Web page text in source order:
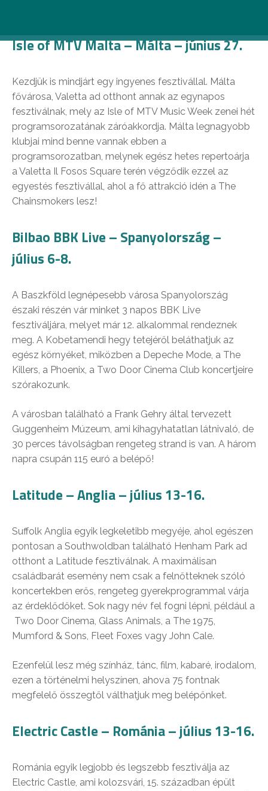
Isle of MTV Malta – Málta – június 27.
Kezdjük is mindjárt egy ingyenes fesztivállal. Málta
fővárosa, Valetta ad otthont annak az egynapos
fesztiválnak, mely az Isle of MTV Music Week zenei hét
programsorozatának záróakkordja. Málta legnagyobb
klubjai mind benne vannak ebben a
programsorozatban, melynek egész hetes repertoárja
a Valetta Il Fosos Square terén végződik ezzel az
egyestés fesztivállal, ahol a fő attrakció idén a The
Chainsmokers lesz!
Bilbao BBK Live – Spanyolország –
július 6-8.
A Baszkföld legnépesebb városa Spanyolország
északi részén vár minket 3 napos BBK Live
fesztiváljára, melyet már 12. alkalommal rendeznek
meg. A Kobetamendi hegy tetejéről beláthatjuk az
egész környéket, miközben a Depeche Mode, a The
Killers, a Phoenix, a Two Door Cinema Club koncertjeire
szórakozunk.
A városban található a Frank Gehry által tervezett
Guggenheim Múzeum, ami kihagyhatatlan látnivaló, de
30 perces távolságban rengeteg strand is van. A három
napra csupán 115 euró a belépő!
Latitude – Anglia – július 13-16.
Suffolk Anglia egyik legkeletibb megyéje, ahol egészen
pontosan a Southwoldban található Henham Park ad
otthont a Latitude fesztiválnak. A maximálisan
családbarát esemény nem csak a felnőtteknek szóló
koncertekben erős, rengeteg gyerekprogrammal várja
az érdeklődőket. Sok nagy név fel fogni lépni, például a
Two Door Cinema, Glass Animals, a The 1975,
Mumford & Sons, Fleet Foxes vagy John Cale.
Ezenfelül lesz még színház, tánc, film, kabaré, irodalom,
ezen a történelmi helyszínen, ahova 75 fontnak
megfelelő összegtől válthatjuk meg belépőnket.
Electric Castle – Románia – július 13-16.
Románia egyik legjobb és legszebb fesztiválja az
Electric Castle, ami kolozsvári, 15. században épült